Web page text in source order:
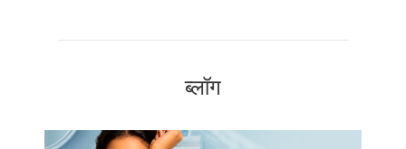
ब्लॉग